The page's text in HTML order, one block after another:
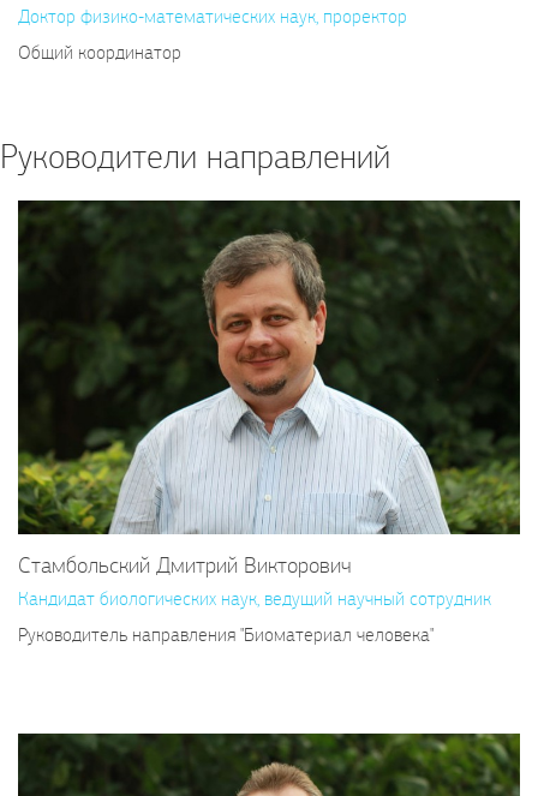
Доктор физико-математических наук, проректор
Общий координатор
Руководители направлений
Стамбольский Дмитрий Викторович
Кандидат биологических наук, ведущий научный сотрудник
Руководитель направления "Биоматериал человека"